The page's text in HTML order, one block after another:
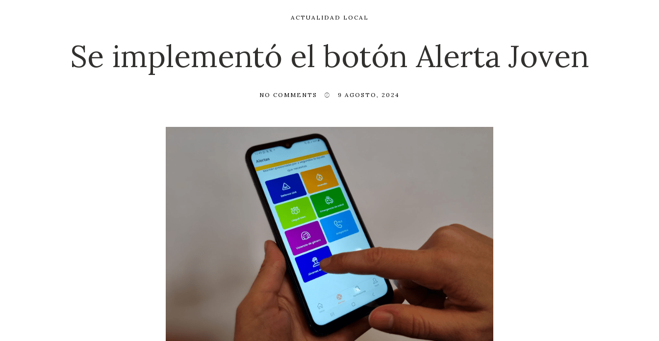
ACTUALIDAD LOCAL
Se implementó el botón Alerta Joven
NO COMMENTS 9 AGOSTO, 2024